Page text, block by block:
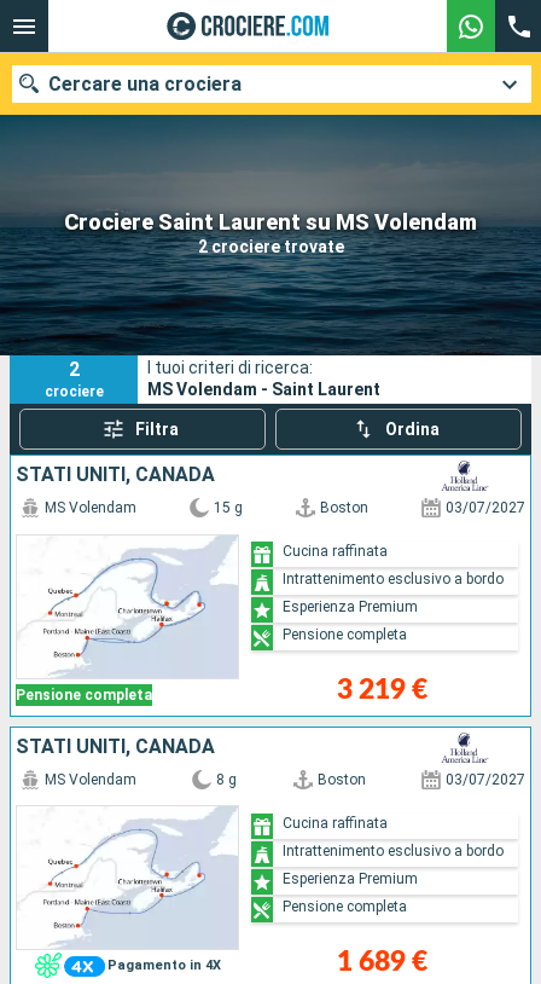
Crociere Saint Laurent su MS Volendam
2 crociere trovate
Cercare una crociera
Le nostre destinazioni
Mesi di partenza
Porti Compagnie
Ricerca
2
crociere
I tuoi criteri di ricerca:
MS Volendam - Saint Laurent
Filtra Ordina
STATI UNITI, CANADA
Pensione completa
MS Volendam 15 g Boston 03/07/2027
3 219 €
Cucina raffinata
Intrattenimento esclusivo a bordo
Esperienza Premium
Pensione completa
STATI UNITI, CANADA
Pagamento in 4X
MS Volendam 8 g Boston 03/07/2027
1 689 €
Cucina raffinata
Intrattenimento esclusivo a bordo
Esperienza Premium
Pensione completa